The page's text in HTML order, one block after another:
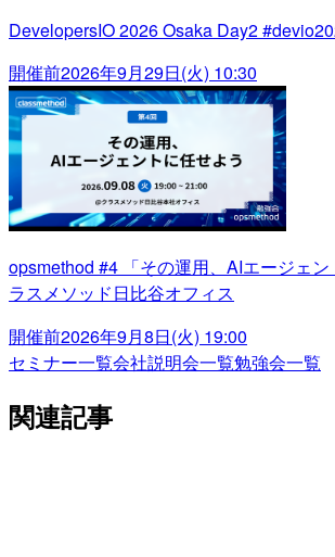
DevelopersIO 2026 Osaka Day2
開催前2026年9月29日(火) 10:30
opsmethod #4 「その運用、AIエージェ
ラスメソッド日比谷オフィス
開催前2026年9月8日(火) 19:00
セミナー一覧会社説明会一覧勉強会一覧
関連記事